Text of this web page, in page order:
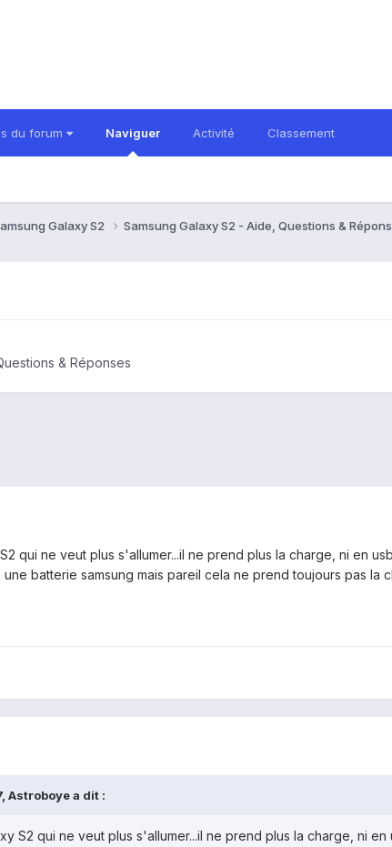
du forum Naviguer Activité Classement
Galaxy S2 Samsung Galaxy S2 - Aide, Questions &
& Réponses
qui ne veut plus s'allumer...il ne prend plus la charge, ni en
batterie samsung mais pareil cela ne prend toujours pas la
Astroboye a dit :
S2 qui ne veut plus s'allumer...il ne prend plus la charge, ni